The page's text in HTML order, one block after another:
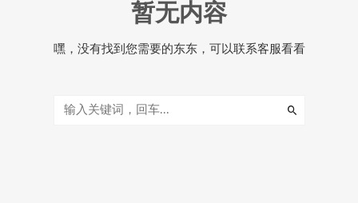
暂无内容
嘿，没有找到您需要的东东，可以联系客服看看